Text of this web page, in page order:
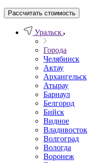
Рассчитать стоимость
Уральск
Города
Челябинск
Актау
Архангельск
Атырау
Барнаул
Белгород
Бийск
Видное
Владивосток
Волгоград
Вологда
Воронеж